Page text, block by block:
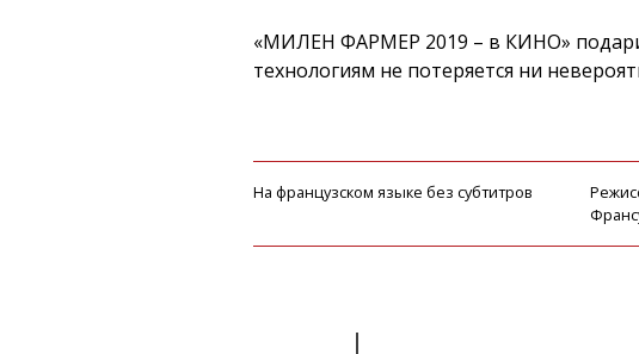
«МИЛЕН ФАРМЕР 2019 – в КИНО»
технологиям не потеряется ни
На французском языке без субтитров